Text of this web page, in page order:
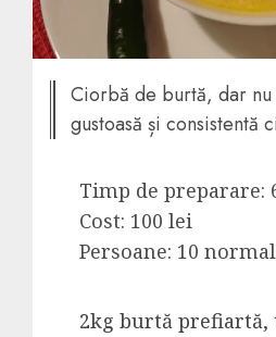
Ciorbă de burtă, dar
gustoasă și consistentă
Timp de preparare:
Cost: 100 lei
Persoane: 10
2kg burtă prefiartă,